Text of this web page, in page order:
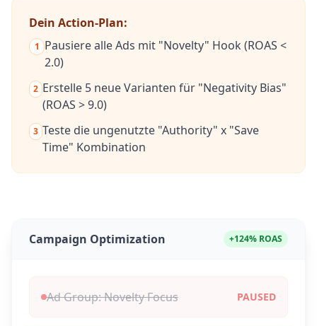
Dein Action-Plan:
1 Pausiere alle Ads mit "Novelty" Hook (ROAS <
2.0)
2 Erstelle 5 neue Varianten für "Negativity Bias"
(ROAS > 9.0)
3 Teste die ungenutzte "Authority" x "Save
Time" Kombination
Campaign Optimization +124% ROAS
Ad Group: Novelty Focus PAUSED